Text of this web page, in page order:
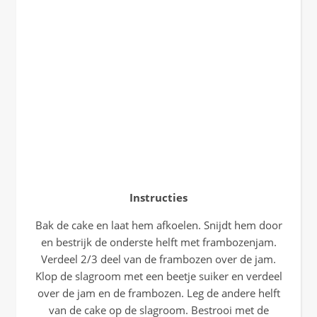
Instructies
Bak de cake en laat hem afkoelen. Snijdt hem door
en bestrijk de onderste helft met frambozenjam.
Verdeel 2/3 deel van de frambozen over de jam.
Klop de slagroom met een beetje suiker en verdeel
over de jam en de frambozen. Leg de andere helft
van de cake op de slagroom. Bestrooi met de